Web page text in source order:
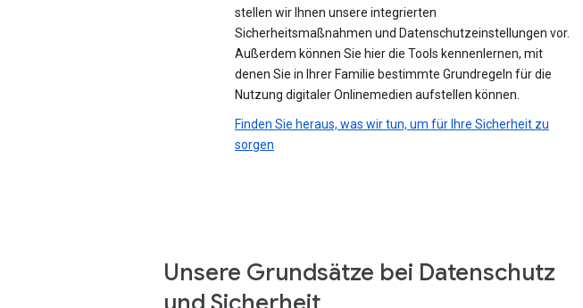
stellen wir Ihnen unsere integrierten
Sicherheitsmaßnahmen und Datenschutzeinstellungen vor.
Außerdem können Sie hier die Tools kennenlernen, mit
denen Sie in Ihrer Familie bestimmte Grundregeln für die
Nutzung digitaler Onlinemedien aufstellen können.
Finden Sie heraus, was wir tun, um für Ihre Sicherheit zu
sorgen
Unsere Grundsätze bei Datenschutz